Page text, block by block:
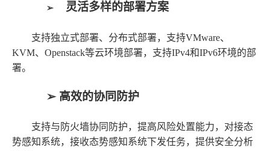
➢ 灵活多样的部署方案
支持独立式部署、分布式部署，支持VMware、
KVM、Openstack等云环境部署，支持IPv4和IPv6环境的部
署。
➢ 高效的协同防护
支持与防火墙协同防护，提高风险处置能力，对接态
势感知系统，接收态势感知系统下发任务，提供安全分析